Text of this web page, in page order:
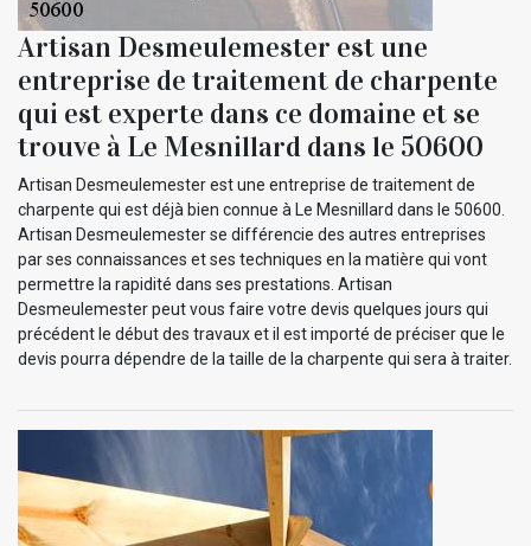
Artisan Desmeulemester est une
entreprise de traitement de charpente
qui est experte dans ce domaine et se
trouve à Le Mesnillard dans le 50600
Artisan Desmeulemester est une entreprise de traitement de
charpente qui est déjà bien connue à Le Mesnillard dans le 50600.
Artisan Desmeulemester se différencie des autres entreprises
par ses connaissances et ses techniques en la matière qui vont
permettre la rapidité dans ses prestations. Artisan
Desmeulemester peut vous faire votre devis quelques jours qui
précédent le début des travaux et il est importé de préciser que le
devis pourra dépendre de la taille de la charpente qui sera à traiter.